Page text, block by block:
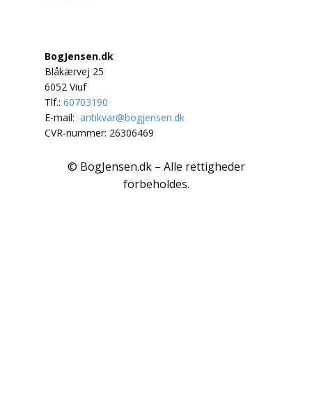
Ordbøger
Øvrige
Polarlandene
Rejser / Geografi
BogJensen.dk
Blåkærvej 25
6052 Viuf
Tlf.: 60703190
E-mail: antikvar@bogjensen.dk
CVR-nummer: 26306469
© BogJensen.dk – Alle rettigheder
forbeholdes.